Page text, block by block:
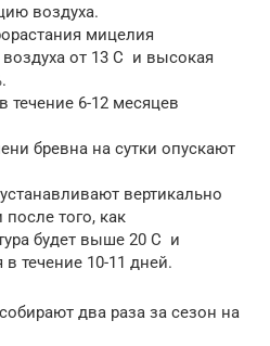
воздуха.
мицелия
от 13 С и высокая
течение 6-12 месяцев
бревна на сутки опускают
вертикально
того, как
будет выше 20 С и
течение 10-11 дней.
два раза за сезон на